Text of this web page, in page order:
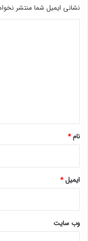
نشانی ایمیل شما منتشر
نام*
ایمیل*
وب‌ سایت